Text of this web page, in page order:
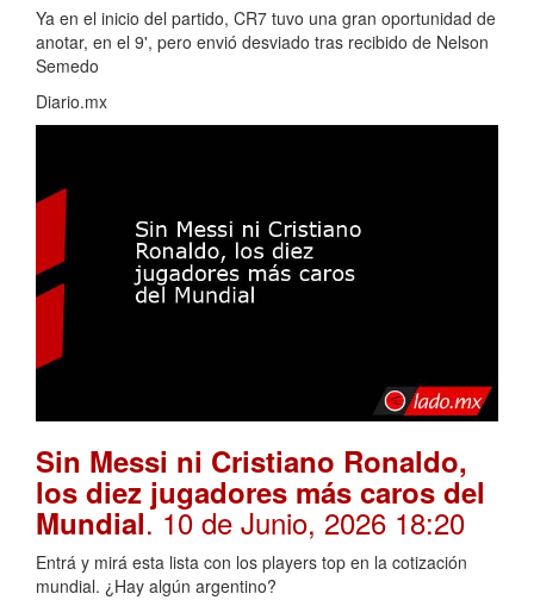
Ya en el inicio del partido, CR7 tuvo una gran oportunidad de
anotar, en el 9', pero envió desviado tras recibido de Nelson
Semedo
Diario.mx
Sin Messi ni Cristiano Ronaldo,
los diez jugadores más caros del
Mundial. 10 de Junio, 2026 18:20
Entrá y mirá esta lista con los players top en la cotización
mundial. ¿Hay algún argentino?